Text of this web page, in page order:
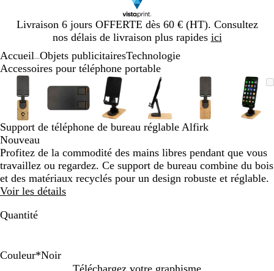
Livraison 6 jours OFFERTE dès 60 € (HT). Consultez
nos délais de livraison plus rapides ici
Diapositive
1
Accueil Objets publicitairesTechnologie
Accessoires pour téléphone portable
Image
zoomable
Zoom
au
minimum
Cliquez
pour
développer
Utilisez
les
touches
plus
et
moins
pour
zoomer
et
les
touches
fléchées
défiler
zoomable
au
minimum
pour
développer
les
touches
et
pour
zoomer
et
Image
zoomable
Zoom
au
minimum
Cliquez
pour
développer
Utilisez
les
touches
plus
et
pour
zoomer
et
Image
zoomable
Zoom
au
minimum
Cliquez
pour
développer
Utilisez
les
touches
plus
et
pour
zoomer
et
Image
zoomable
Zoom
au
minimum
Cliquez
pour
développer
Utilisez
les
touches
plus
et
pour
zoomer
et
au
pour
les
plus
pour
et
Diapositive
Support de téléphone de bureau réglable Alfirk
Nouveau
Profitez de la commodité des mains libres pendant que vous
travaillez ou regardez. Ce support de bureau combine du bois
et des matériaux recyclés pour un design robuste et réglable.
Voir les détails
Quantité
Couleur*Noir